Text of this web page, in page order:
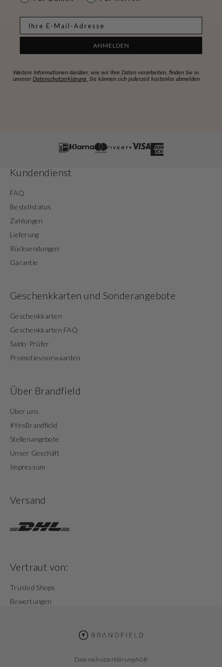
ANMELDEN
Weitere Informationen darüber, wie wir Ihre Daten verarbeiten, finden Sie in
unserer Datenschutzerklärung. Sie können sich jederzeit kostenlos abmelden.
Kundendienst
FAQ
Bestellstatus
Zahlungen
Lieferung
Rücksendungen
Garantie
Geschenkkarten und Sonderangebote
Geschenkkarten
Geschenkkarten FAQ
Saldo-Prüfer
Promotievoorwaarden
Über Brandfield
Über uns
#YesBrandfield
Stellenangebote
Unser Geschäft
Impressum
Versand
Vertraut von:
Trusted Shops
Bewertungen
DatenschutzerklärungAGB